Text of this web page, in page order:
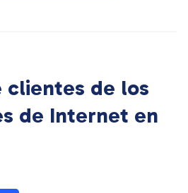
clientes de los
de Internet en